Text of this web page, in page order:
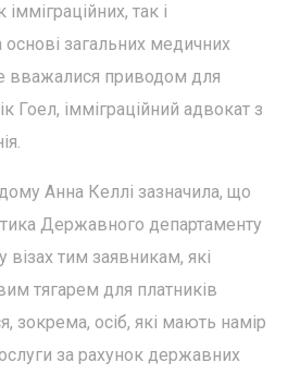
так і
основі загальних медичних
вважалися приводом для
Гоел, імміграційний адвокат з
Анна Келлі зазначила, що
Державного департаменту
тим заявникам, які
тягарем для платників
зокрема, осіб, які мають намір
за рахунок державних